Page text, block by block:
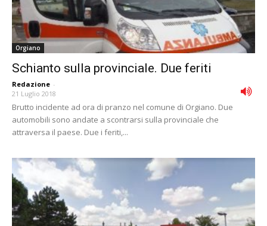
Orgiano
Schianto sulla provinciale. Due feriti
Redazione -
21 Luglio 2018
Brutto incidente ad ora di pranzo nel comune di Orgiano. Due
automobili sono andate a scontrarsi sulla provinciale che
attraversa il paese. Due i feriti,...